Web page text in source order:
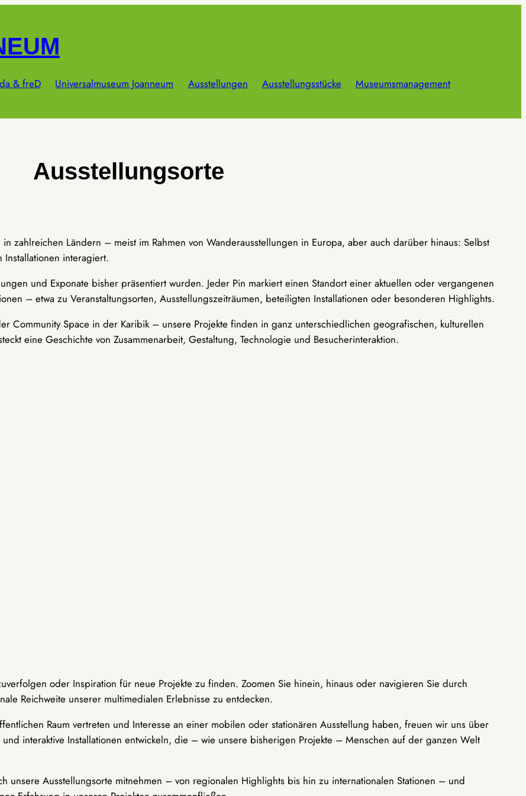
& freD Universalmuseum Joanneum Ausstellungen Ausstellungsstücke
Museumsmanagement
Ausstellungsorte
zahlreichen Ländern – meist im Rahmen von Wanderausstellungen in Europa, aber auch darüber hinaus: Selbst
interagiert.
und Exponate bisher präsentiert wurden. Jeder Pin markiert einen Standort einer aktuellen oder vergangenen
– etwa zu Veranstaltungsorten, Ausstellungszeiträumen, beteiligten Installationen oder besonderen Highlights.
Community Space in der Karibik – unsere Projekte finden in ganz unterschiedlichen geografischen, kulturellen
eine Geschichte von Zusammenarbeit, Gestaltung, Technologie und Besucherinteraktion.
oder Inspiration für neue Projekte zu finden. Zoomen Sie hinein, hinaus oder navigieren Sie durch
Reichweite unserer multimedialen Erlebnisse zu entdecken.
Raum vertreten und Interesse an einer mobilen oder stationären Ausstellung haben, freuen wir uns über
und interaktive Installationen entwickeln, die – wie unsere bisherigen Projekte – Menschen auf der ganzen Welt
unsere Ausstellungsorte mitnehmen – von regionalen Highlights bis hin zu internationalen Stationen – und